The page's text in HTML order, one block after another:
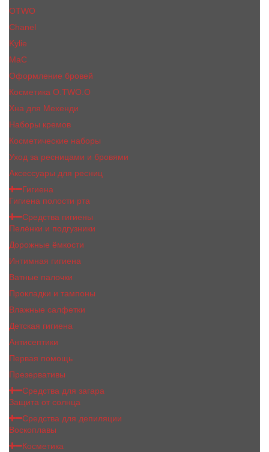
OTWO
Сhanеl
Kylie
MaC
Оформление бровей
Косметика O.TWO.O
Хна для Мехенди
Наборы кремов
Косметические наборы
Уход за ресницами и бровями
Аксессуары для ресниц
Гигиена
Гигиена полости рта
Средства гигиены
Пелёнки и подгузники
Дорожные ёмкости
Интимная гигиена
Ватные палочки
Прокладки и тампоны
Влажные салфетки
Детская гигиена
Антисептики
Первая помощь
Презервативы
Средства для загара
Защита от солнца
Средства для депиляции
Воскоплавы
Косметика